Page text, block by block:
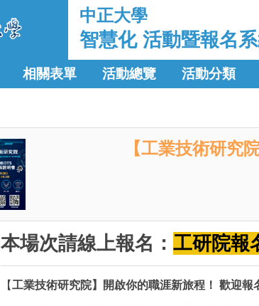
中正大學
智慧化 活動暨報名
相關表單 活動總覽 活動分類
【工業技術研究
本場次請線上報名： 工研院報
【工業技術研究院】開啟你的職涯新旅程！ 歡迎報